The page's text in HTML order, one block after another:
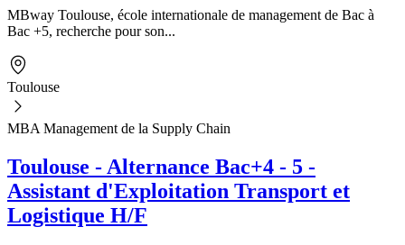
MBway Toulouse, école internationale de management de Bac à
Bac +5, recherche pour son...
Toulouse
MBA Management de la Supply Chain
Toulouse - Alternance Bac+4 - 5 -
Assistant d'Exploitation Transport et
Logistique H/F